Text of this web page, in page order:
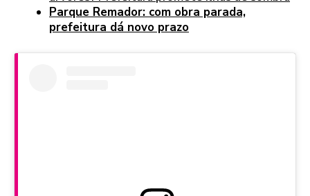
Parque Remador: com obra parada,
prefeitura dá novo prazo